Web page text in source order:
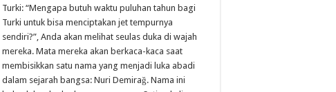
Turki: “Mengapa butuh waktu puluhan tahun bagi
Turki untuk bisa menciptakan jet tempurnya
sendiri?”, Anda akan melihat seulas duka di wajah
mereka. Mata mereka akan berkaca-kaca saat
membisikkan satu nama yang menjadi luka abadi
dalam sejarah bangsa: Nuri Demirağ. Nama ini